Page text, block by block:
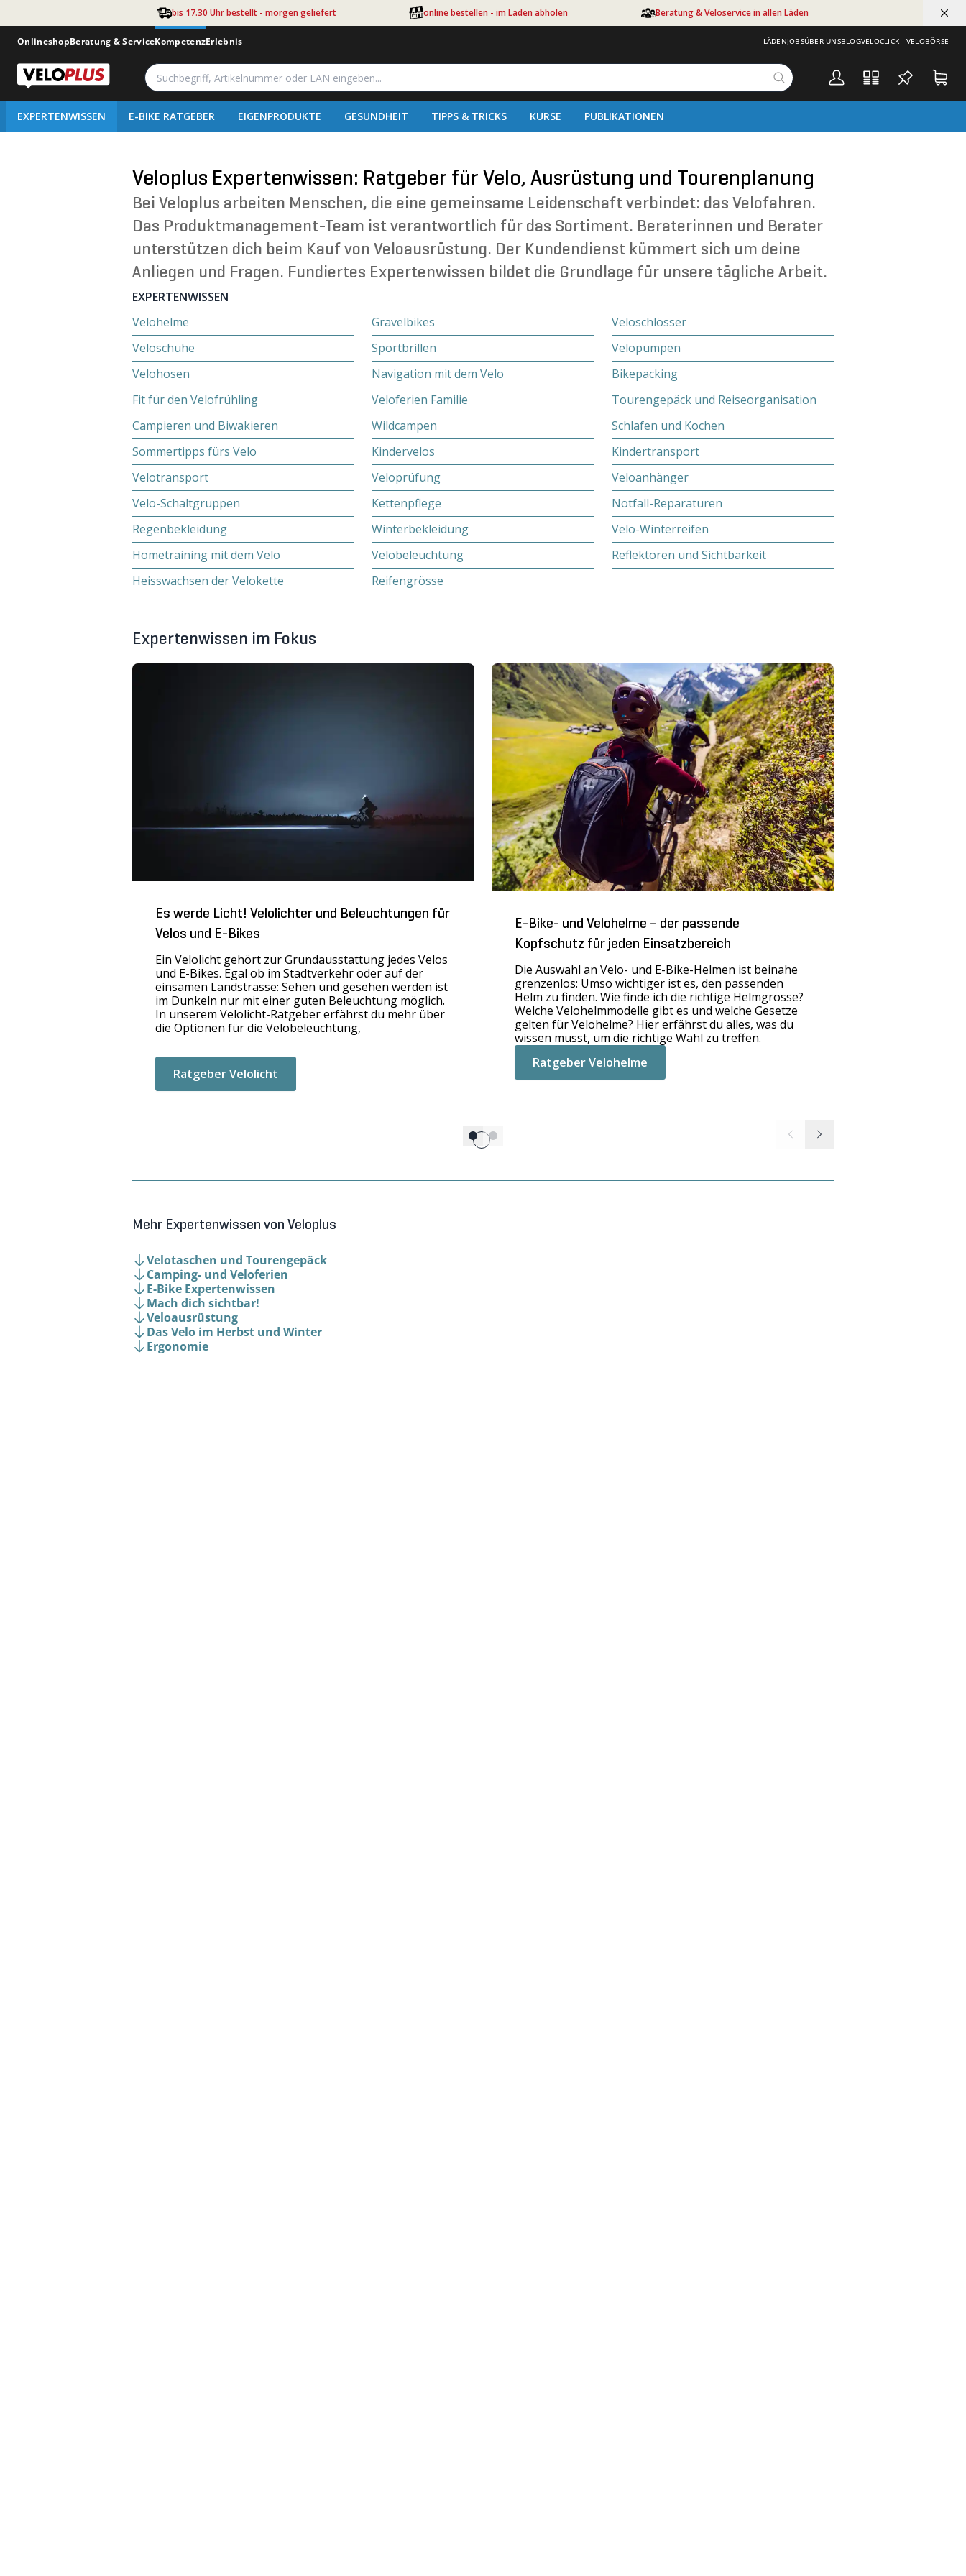
bis 17.30 Uhr bestellt - morgen geliefert online bestellen - im Laden abholen Beratung & Veloservice in allen Läden
OnlineshopBeratung & ServiceKompetenzErlebnis LÄDENJOBSÜBER UNSBLOGVELOCLICK - VELOBÖRSE
EXPERTENWISSEN E-BIKE RATGEBER EIGENPRODUKTE GESUNDHEIT TIPPS & TRICKS KURSE PUBLIKATIONEN
Veloplus Expertenwissen: Ratgeber für Velo, Ausrüstung und Tourenplanung
Bei Veloplus arbeiten Menschen, die eine gemeinsame Leidenschaft verbindet: das Velofahren.
Das Produktmanagement-Team ist verantwortlich für das Sortiment. Beraterinnen und Berater
unterstützen dich beim Kauf von Veloausrüstung. Der Kundendienst kümmert sich um deine
Anliegen und Fragen. Fundiertes Expertenwissen bildet die Grundlage für unsere tägliche Arbeit.
EXPERTENWISSEN
Velohelme
Gravelbikes
Veloschlösser
Veloschuhe
Sportbrillen
Velopumpen
Velohosen
Navigation mit dem Velo
Bikepacking
Fit für den Velofrühling
Veloferien Familie
Tourengepäck und Reiseorganisation
Campieren und Biwakieren
Wildcampen
Schlafen und Kochen
Sommertipps fürs Velo
Kindervelos
Kindertransport
Velotransport
Veloprüfung
Veloanhänger
Velo-Schaltgruppen
Kettenpflege
Notfall-Reparaturen
Regenbekleidung
Winterbekleidung
Velo-Winterreifen
Hometraining mit dem Velo
Velobeleuchtung
Reflektoren und Sichtbarkeit
Heisswachsen der Velokette
Reifengrösse
Expertenwissen im Fokus
Expertenwissen Sichtbarkeit
Bereit für den Herbst? Regenbekleidung und
Zubehör für das Velo
Velofahren im Herbst macht Spass. Doch wer in dieser
Jahreszeiten mit dem Fahrrad pendelt, weiss:
Dunkelheit und Regen gehören meist dazu. Wir zeigen
dir, wie du dem Wetter problemlos und mit Vergnügen
standhältst. Mit der richtigen Velobekleidung und
passender Ausrüstung kann dir Regen und Kälte
nichts anhaben.
Ratgeber Regenbekleidung
Mehr Expertenwissen von Veloplus
Velotaschen und Tourengepäck
Camping- und Veloferien
E-Bike Expertenwissen
Mach dich sichtbar!
Veloausrüstung
Das Velo im Herbst und Winter
Ergonomie